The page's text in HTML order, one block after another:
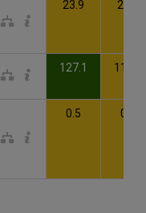
23.9 23.4
127.1 113.3
0.5 0.2